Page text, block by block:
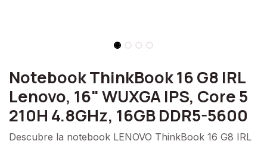
Notebook ThinkBook 16 G8 IRL
Lenovo, 16" WUXGA IPS, Core 5
210H 4.8GHz, 16GB DDR5-5600
Descubre la notebook LENOVO ThinkBook 16 G8 IRL